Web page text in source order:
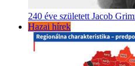
240 éve született Jacob
Hazai hírek